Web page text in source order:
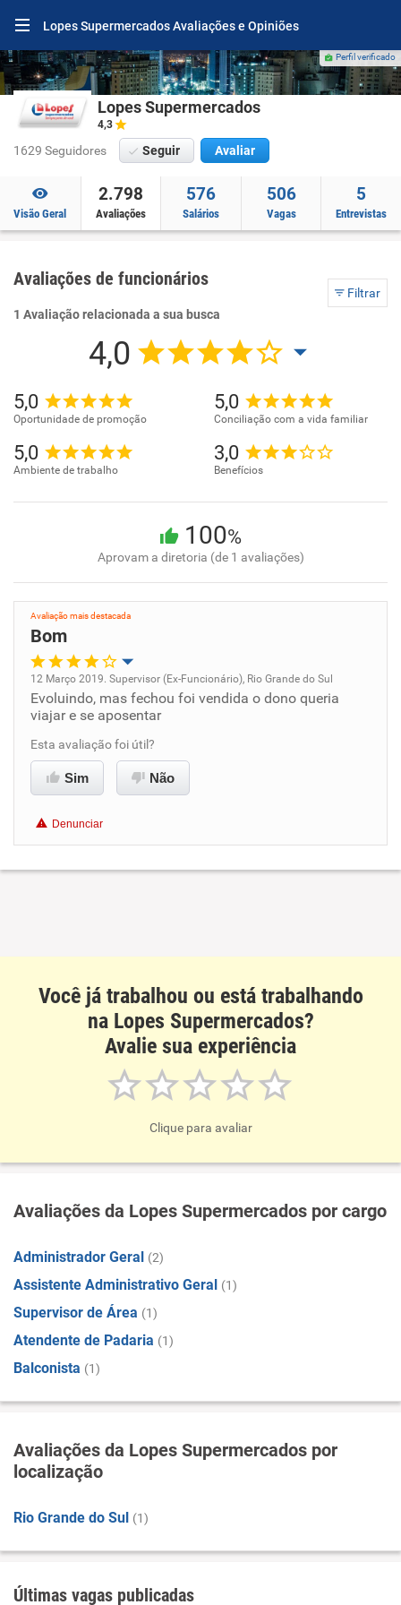
Lopes Supermercados Avaliações e Opiniões
Perfil verificado
Lopes Supermercados
4,3
1629 Seguidores Seguir Avaliar
Visão Geral
2.798
Avaliações
576
Salários
506
Vagas
5
Entrevistas
Avaliações de funcionários
Filtrar
1 Avaliação relacionada a sua busca
4,0
5,0
Oportunidade de promoção
5,0
Conciliação com a vida familiar
5,0
Ambiente de trabalho
3,0
Benefícios
100%
Aprovam a diretoria (de 1 avaliações)
Avaliação mais destacada
Bom
Oportunidade de promoção
Ambiente de trabalho
Conciliação com a vida familiar
12 Março 2019. Supervisor (Ex-Funcionário), Rio Grande do Sul
Evoluindo, mas fechou foi vendida o dono queria
viajar e se aposentar
Esta avaliação foi útil?
Sim Não
Denunciar
Você já trabalhou ou está trabalhando
na Lopes Supermercados?
Avalie sua experiência
Clique para avaliar
Avaliações da Lopes Supermercados por cargo
Administrador Geral (2)
Assistente Administrativo Geral (1)
Supervisor de Área (1)
Atendente de Padaria (1)
Balconista (1)
Avaliações da Lopes Supermercados por
localização
Rio Grande do Sul (1)
Últimas vagas publicadas